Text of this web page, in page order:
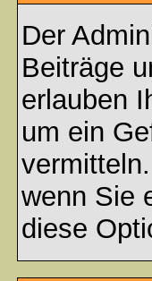
Der
Beiträge
erlauben
um ein
wenn Sie
diese